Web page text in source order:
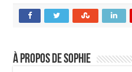
À propos de Sophie